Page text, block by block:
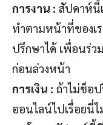
การงาน : สัปดาห์นี้
ทำตามหน้าที่ของเ
ปรึกษาได้ เพื่อนร่ว
ก่อนล่วงหน้า
การเงิน : ถ้าไม่ช็อ
ออนไลน์ไปเรื่อยนี่ไ